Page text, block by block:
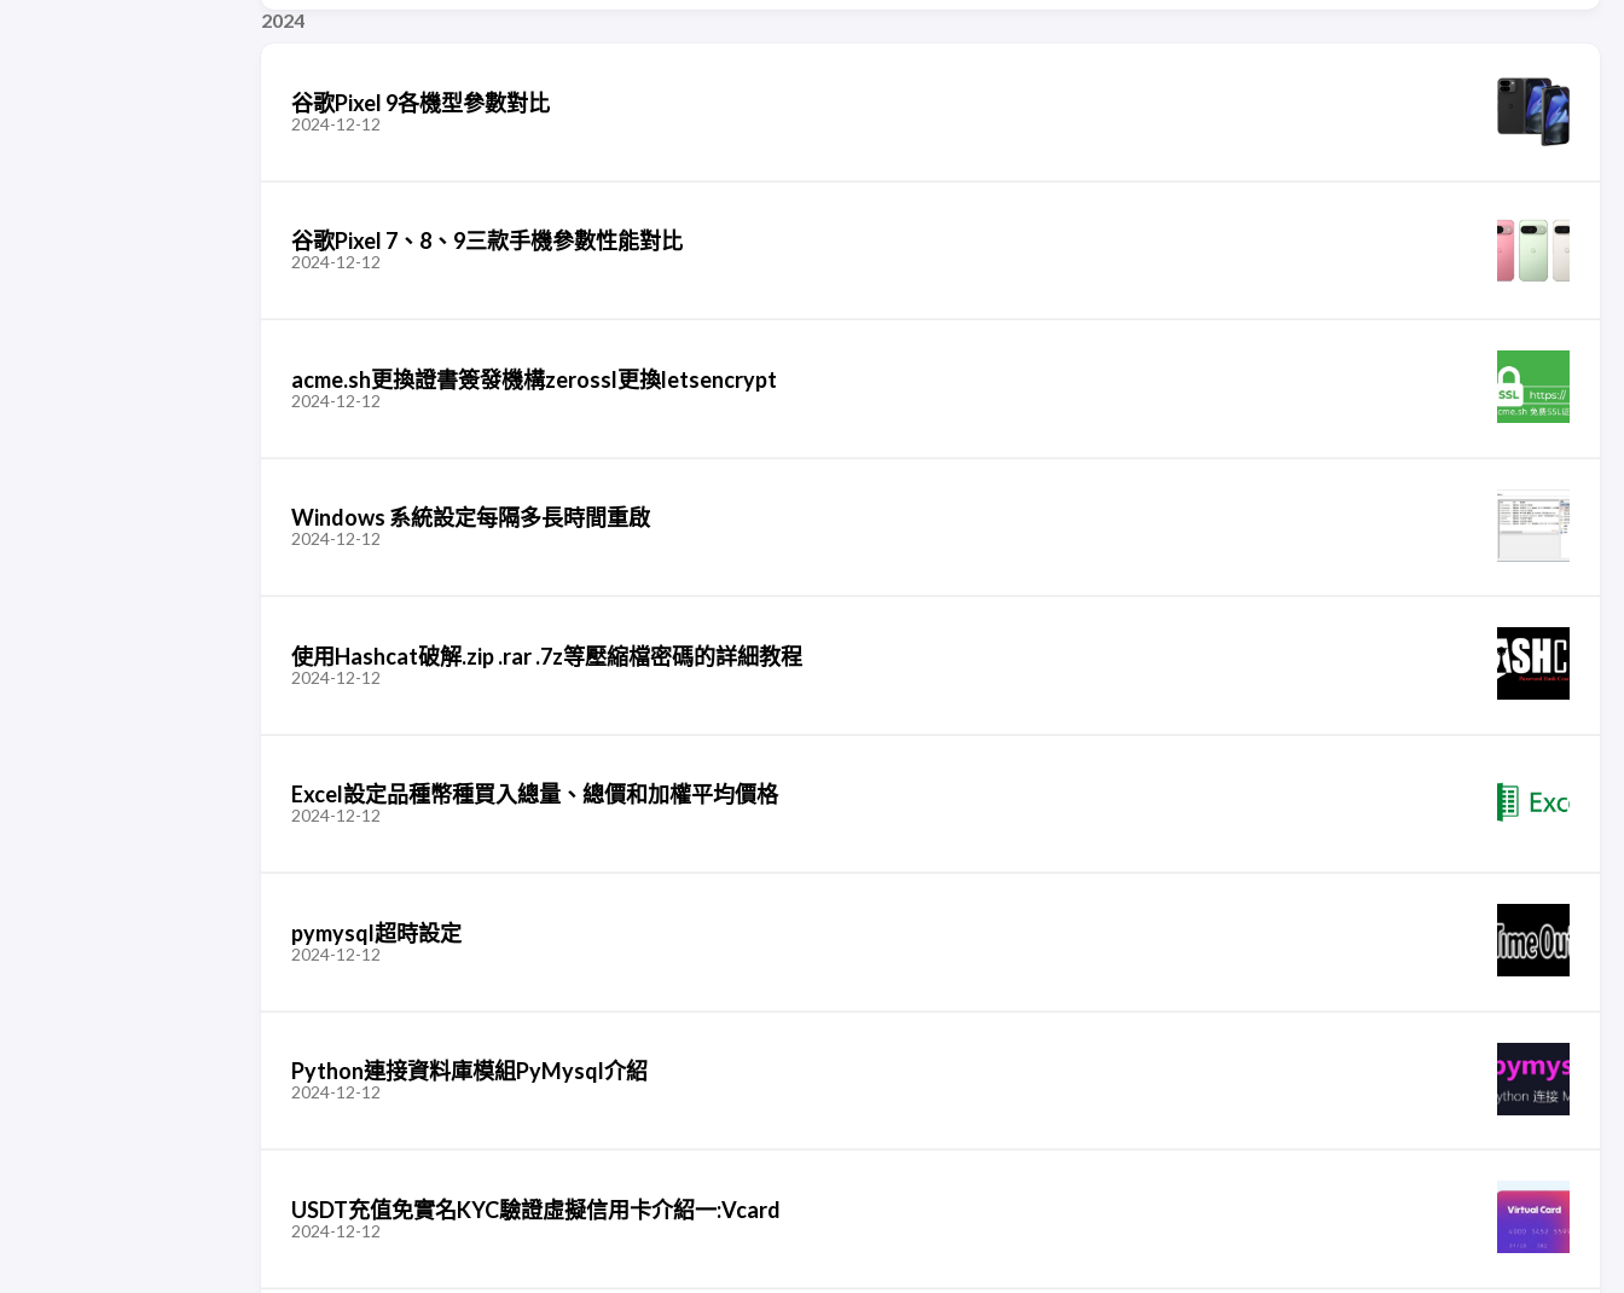
2024
谷歌Pixel 9各機型參數對比
2024-12-12
谷歌Pixel 7、8、9三款手機參數性能對比
2024-12-12
acme.sh更換證書簽發機構zerossl更換letsencrypt
2024-12-12
Windows 系統設定每隔多長時間重啟
2024-12-12
使用Hashcat破解.zip .rar .7z等壓縮檔密碼的詳細教程
2024-12-12
Excel設定品種幣種買入總量、總價和加權平均價格
2024-12-12
pymysql超時設定
2024-12-12
Python連接資料庫模組PyMysql介紹
2024-12-12
USDT充值免實名KYC驗證虛擬信用卡介紹一:Vcard
2024-12-12